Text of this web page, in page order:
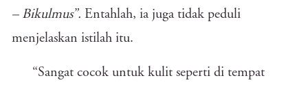
– Bikulmus”. Entahlah, ia juga tidak peduli
menjelaskan istilah itu.
“Sangat cocok untuk kulit seperti di tempat